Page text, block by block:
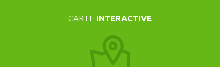
CARTE INTERACTIVE